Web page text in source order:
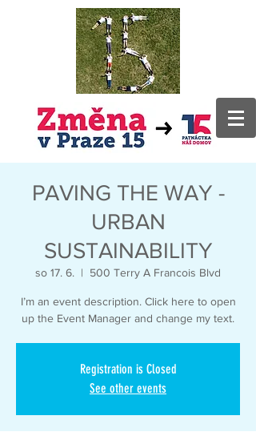
PAVING THE WAY -
URBAN
SUSTAINABILITY
so 17. 6.
  |
500 Terry A Francois Blvd
I’m an event description. Click here to open
up the Event Manager and change my text.
Registration is Closed
See other events